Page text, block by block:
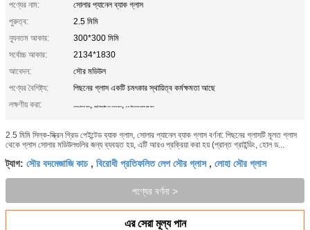
পণ্যের নাম:
সোলার প্যানেল ব্যাক গ্লাস
পুরুত্ব:
2.5 মিমি
ন্যূনতম আকার:
300*300 মিমি
সর্বোচ্চ আকার:
2134*1830
আবেদন:
সৌর মডিউল
পণ্যের বৈশিষ্ট্য:
পিছনের গ্লাস একটি চমৎকার স্থায়িত্ব কর্মক্ষমতা আছে
লক্ষণীয় করা:
সোলার টেম্পার্ড গ্লাস , অ্যান্টি রিফ্লেক্টিভ লেপ সোলার গ্লাস , 2.5 মিমি সোলার প্যানেল ব্যাক গ্লাস
2.5 মিমি সিল্ক-স্ক্রিন গ্রিড পেইন্টেড ব্যাক গ্লাস, সোলার প্যানেল ব্যাক গ্লাস বর্ণনা: পিছনের গ্লাসটি মূলত গ্লাস
থেকে গ্লাস সোলার মডিউলগুলির জন্য ব্যবহৃত হয়, এটি আরও প্রক্রিয়া করা হয় (প্রান্ত গ্রাইন্ডিং, হোল ড...
ট্যাগ: সৌর বদমেজাজি কাচ, বিরোধী প্রতিফলিত লেপ সৌর গ্লাস, লোহা সৌর গ্লাস
পণ্যের বর্ণনা >
এর সেরা মূল্য পান